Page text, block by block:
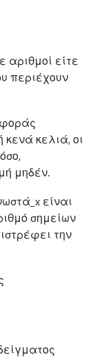
αριθμοί είτε
περιέχουν
κενά κελιά, οι
μηδέν.
είναι
σημείων
την